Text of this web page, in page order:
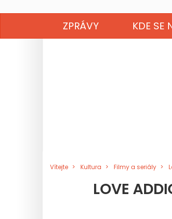
ZPRÁVY KDE SE
Vítejte Kultura Filmy a seriály
LOVE